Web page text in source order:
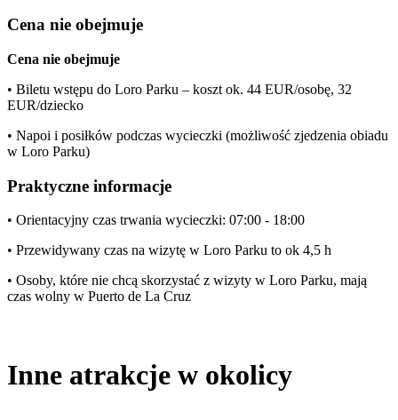
Cena nie obejmuje
Cena nie obejmuje
• Biletu wstępu do Loro Parku – koszt ok. 44 EUR/osobę, 32
EUR/dziecko
• Napoi i posiłków podczas wycieczki (możliwość zjedzenia obiadu
w Loro Parku)
Praktyczne informacje
• Orientacyjny czas trwania wycieczki: 07:00 - 18:00
• Przewidywany czas na wizytę w Loro Parku to ok 4,5 h
• Osoby, które nie chcą skorzystać z wizyty w Loro Parku, mają
czas wolny w Puerto de La Cruz
Inne atrakcje w okolicy